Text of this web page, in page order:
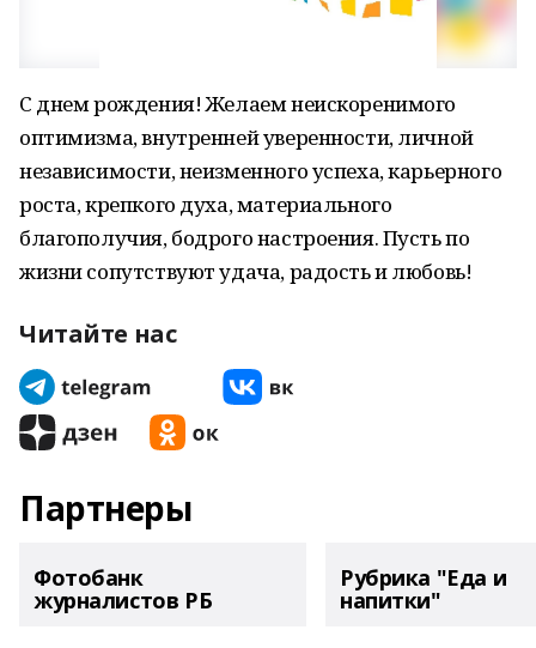
С днем рождения! Желаем неискоренимого
оптимизма, внутренней уверенности, личной
независимости, неизменного успеха, карьерного
роста, крепкого духа, материального
благополучия, бодрого настроения. Пусть по
жизни сопутствуют удача, радость и любовь!
Читайте нас
Партнеры
Фотобанк
журналистов РБ
Рубрика "Еда и
напитки"